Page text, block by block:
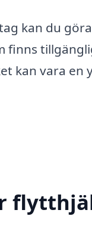
kan du
finns
kan vara en